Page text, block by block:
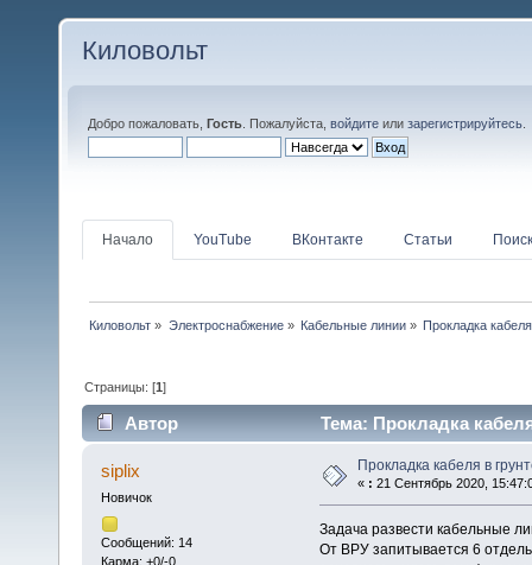
Киловольт
Добро пожаловать, Гость . Пожалуйста, войдите или зарегистрируйтесь
Начало YouTube ВКонтакте Статьи Поиск
Киловольт » Электроснабжение» Кабельные линии» Прокладка
Страницы: [1]
Автор Тема: Прокладка
siplix
Новичок
Сообщений: 14
Карма: +0/-0
Прокладка кабеля в
« : 21 Сентябрь 2020,
Задача развести кабельные
От ВРУ запитывается 6